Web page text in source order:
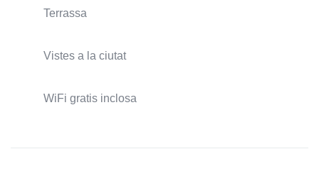
Terrassa
Vistes a la ciutat
WiFi gratis inclosa